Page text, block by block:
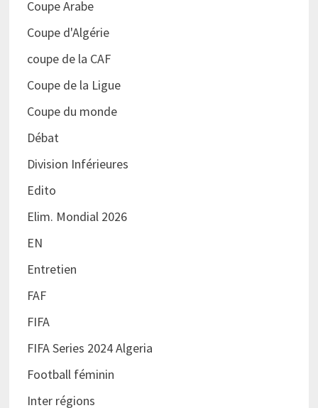
Coupe Arabe
Coupe d'Algérie
coupe de la CAF
Coupe de la Ligue
Coupe du monde
Débat
Division Inférieures
Edito
Elim. Mondial 2026
EN
Entretien
FAF
FIFA
FIFA Series 2024 Algeria
Football féminin
Inter régions